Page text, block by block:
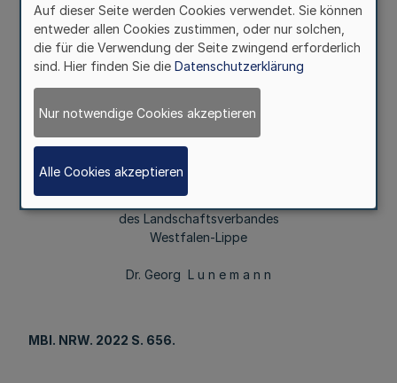
https://www2.lwl.org/de/LWL/portal/der-lwl-im-
ueberblick/der-lwl-zahlen/bekanntmachungen/
öffentlich bekannt gemacht worden.
Münster, den 28. Juli 2022
Der Direktor
des Landschaftsverbandes
Westfalen-Lippe
Dr. Georg L u n e m a n n
MBl. NRW. 2022 S. 656.
Auf dieser Seite werden Cookies verwendet. Sie können
entweder allen Cookies zustimmen, oder nur solchen,
die für die Verwendung der Seite zwingend erforderlich
sind. Hier finden Sie die Datenschutzerklärung
Nur notwendige Cookies akzeptieren
Alle Cookies akzeptieren